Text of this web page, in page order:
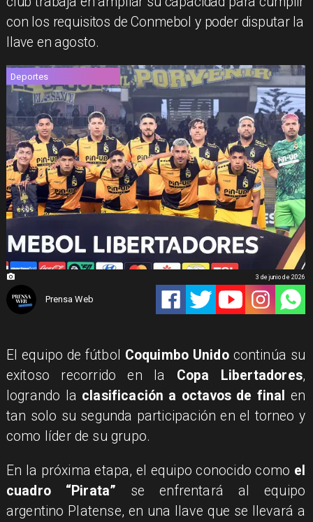
con los requisitos de Conmebol y poder disputar la
llave en agosto.
Deportes
Prensa Web
3 de junio de 2026
El equipo de fútbol Coquimbo Unidocontinúa su
exitoso recorrido en la Copa Libertadores,
logrando la clasificación a octavos de final
en
tan solo su segunda participación en el torneo y
como líder de su grupo.
En la próxima etapa, el equipo conocido como el
cuadro “Pirata” se enfrentará al equipo
argentino Platense, en una llave que se llevará a